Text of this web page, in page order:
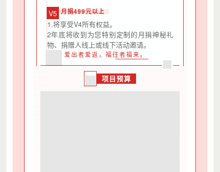
V5 月捐499元以上
1.将享受V4所有权益。
2年底将收到为您特别定制的月捐神秘礼
物、捐赠人线上或线下活动邀请。
爱出者爱返，福往者福来。
项目预算